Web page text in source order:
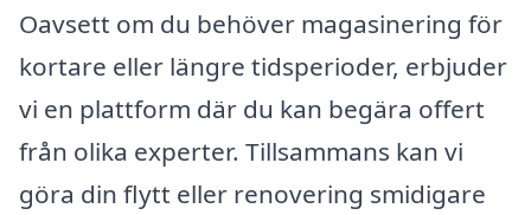
Oavsett om du behöver magasinering för
kortare eller längre tidsperioder, erbjuder
vi en plattform där du kan begära offert
från olika experter. Tillsammans kan vi
göra din flytt eller renovering smidigare